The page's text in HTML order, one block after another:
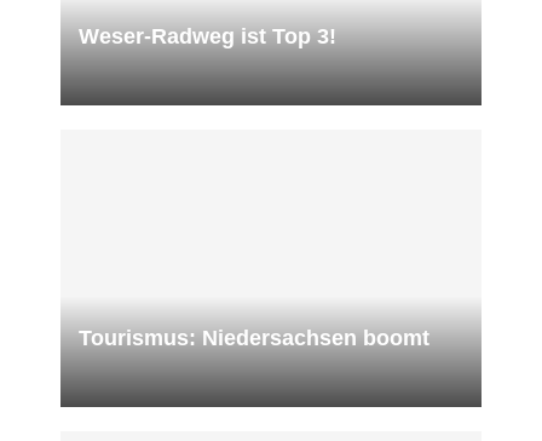
Weser-Radweg ist Top 3!
Tourismus: Niedersachsen boomt